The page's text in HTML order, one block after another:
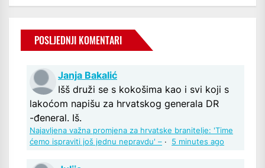
POSLJEDNJI KOMENTARI
Janja Bakalić
Išš druži se s kokošima kao i svi koji s
lakoćom napišu za hrvatskog generala DR
-đeneral. Iš.
Najavljena važna promjena za hrvatske branitelje: 'Time
ćemo ispraviti još jednu nepravdu' – · 5 minutes ago